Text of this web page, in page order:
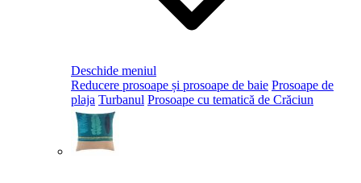
Deschide meniul
Reducere prosoape și prosoape de baie Prosoape de
plaja Turbanul Prosoape cu tematică de Crăciun